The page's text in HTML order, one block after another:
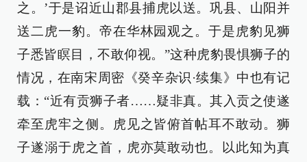
之。’于是诏近山郡县捕虎以送。巩县、山阳并
送二虎一豹。帝在华林园观之。于是虎豹见狮
子悉皆瞑目，不敢仰视。”这种虎豹畏惧狮子的
情况，在南宋周密《癸辛杂识·续集》中也有记
载：“近有贡狮子者……疑非真。其入贡之使遂
牵至虎牢之侧。虎见之皆俯首帖耳不敢动。狮
子遂溺于虎之首，虎亦莫敢动也。以此知为真